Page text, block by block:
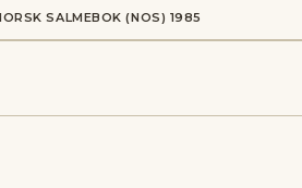
SALMEBOK (NOS) 1985